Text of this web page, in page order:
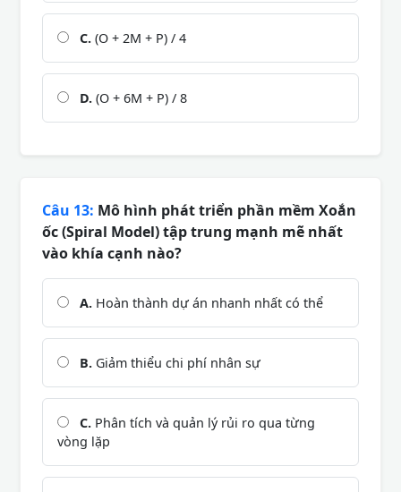
C. (O + 2M + P) / 4
D. (O + 6M + P) / 8
Câu 13: Mô hình phát triển phần mềm Xoắn
ốc (Spiral Model) tập trung mạnh mẽ nhất
vào khía cạnh nào?
A. Hoàn thành dự án nhanh nhất có thể
B. Giảm thiểu chi phí nhân sự
C. Phân tích và quản lý rủi ro qua từng
vòng lặp